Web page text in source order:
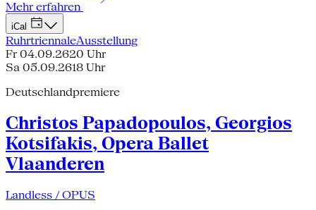
Mehr erfahren
iCal
RuhrtriennaleAusstellung
Fr 04.09.2620 Uhr
Sa 05.09.2618 Uhr
Deutschlandpremiere
Christos Papadopoulos, Georgios
Kotsifakis, Opera Ballet
Vlaanderen
Landless / OPUS